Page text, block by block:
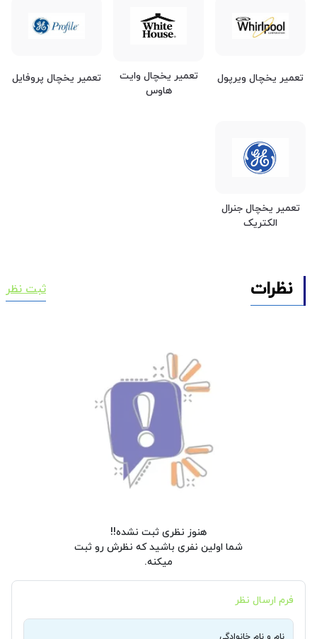
تعمیر یخچال ویرپول
تعمیر یخچال وایت
هاوس
تعمیر یخچال پروفایل
تعمیر یخچال جنرال
الکتریک
نظرات ثبت نظر
هنوز نظری ثبت نشده!!
شما اولین نفری باشید که نظرش رو ثبت
میکنه.
فرم ارسال نظر